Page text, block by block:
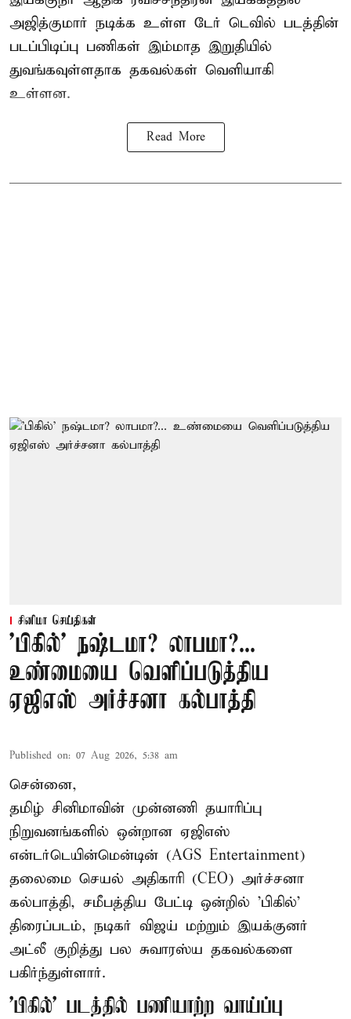
அஜித்குமார் நடிக்க உள்ள டேர் டெவில் படத்தின்
படப்பிடிப்பு பணிகள் இம்மாத இறுதியில்
துவங்கவுள்ளதாக தகவல்கள் வெளியாகி
உள்ளன.
Read More
சினிமா செய்திகள்
'பிகில்' நஷ்டமா? லாபமா?...
உண்மையை வெளிப்படுத்திய
ஏஜிஎஸ் அர்ச்சனா கல்பாத்தி
Published on: 07 Aug 2026, 5:38 am
சென்னை,
தமிழ் சினிமாவின் முன்னணி தயாரிப்பு
நிறுவனங்களில் ஒன்றான ஏஜிஎஸ்
என்டர்டெயின்மென்டின் (AGS Entertainment)
தலைமை செயல் அதிகாரி (CEO) அர்ச்சனா
கல்பாத்தி, சமீபத்திய பேட்டி ஒன்றில் 'பிகில்'
திரைப்படம், நடிகர் விஜய் மற்றும் இயக்குனர்
அட்லீ குறித்து பல சுவாரஸ்ய தகவல்களை
பகிர்ந்துள்ளார்.
'பிகில்' படத்தில் பணியாற்ற வாய்ப்பு